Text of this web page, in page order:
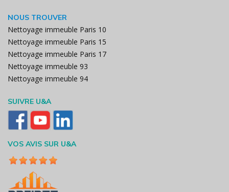
NOUS TROUVER
Nettoyage immeuble Paris 10
Nettoyage immeuble Paris 15
Nettoyage immeuble Paris 17
Nettoyage immeuble 93
Nettoyage immeuble 94
SUIVRE U&A
VOS AVIS SUR U&A